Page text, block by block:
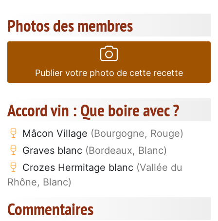
Photos des membres
Publier votre photo de cette recette
Accord vin : Que boire avec ?
Mâcon Village (Bourgogne, Rouge)
Graves blanc (Bordeaux, Blanc)
Crozes Hermitage blanc (Vallée du
Rhône, Blanc)
Commentaires